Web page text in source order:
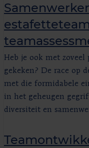
Heb je ook met zoveel
gekeken? De race op
met die formidabele
in het geheugen
diversiteit en